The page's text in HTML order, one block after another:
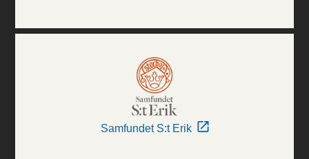
Samfundet S:t Erik